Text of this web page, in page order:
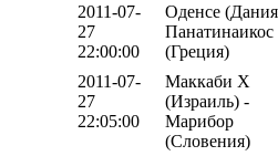
2011-07-
27
22:00:00
Оденсе
Панатинаикос
(Греция)
2011-07-
27
22:05:00
Маккаби Х
(Израиль) -
Марибор
(Словения)